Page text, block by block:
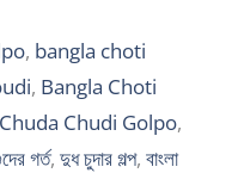
, bangla choti
, Bangla Choti
Chuda Chudi Golpo,
গর্ত, দুধ চুদার গল্প, বাংলা